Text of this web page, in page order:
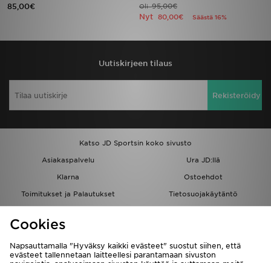
85,00€ Oli95,00€
Nyt 80,00€ Säästä 16%
Uutiskirjeen tilaus
Rekisteröidy
Katso JD Sportsin koko sivusto
Asiakaspalvelu
Ura JD:llä
Klarna
Ostoehdot
Toimitukset ja Palautukset
Tietosuojakäytäntö
Löydä myymälä
Kumppanuusohjelma
JD Blog
Minun viestini
Asiakaspalvelu ja tietoa
Cookies
Napsauttamalla "Hyväksy kaikki evästeet" suostut siihen, että
evästeet tallennetaan laitteellesi parantamaan sivuston